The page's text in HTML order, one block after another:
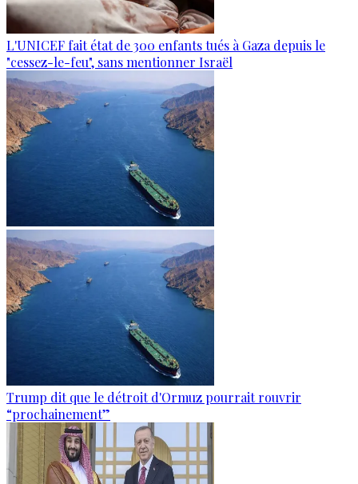
L'UNICEF fait état de 300 enfants tués à Gaza depuis le
"cessez-le-feu", sans mentionner Israël
Trump dit que le détroit d'Ormuz pourrait rouvrir
“prochainement”